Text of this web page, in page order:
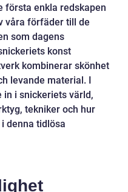
första enkla redskapen
våra förfäder till de
som dagens
konst
kombinerar skönhet
levande material. I
in i snickeriets värld,
tekniker och hur
denna tidlösa